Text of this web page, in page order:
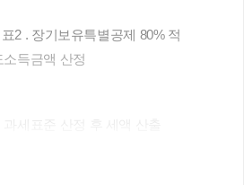
2 . 장기보유특별공제 80% 적
득금액 산정